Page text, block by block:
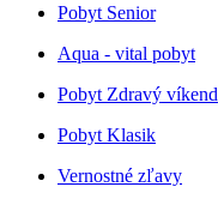
Pobyt Senior
Aqua - vital pobyt
Pobyt Zdravý víkend
Pobyt Klasik
Vernostné zľavy